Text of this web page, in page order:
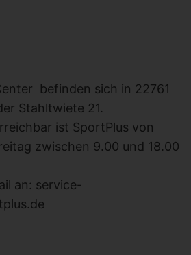
befinden sich in 22761
Stahltwiete 21.
ist SportPlus von
zwischen 9.00 und 18.00
an: service-